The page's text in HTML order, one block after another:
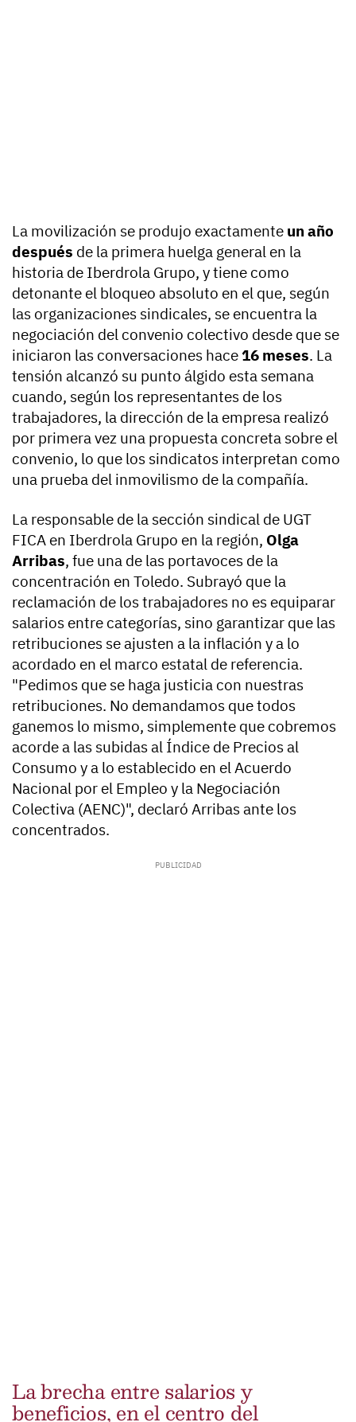
La movilización se produjo exactamente un año
después de la primera huelga general en la
historia de Iberdrola Grupo, y tiene como
detonante el bloqueo absoluto en el que, según
las organizaciones sindicales, se encuentra la
negociación del convenio colectivo desde que se
iniciaron las conversaciones hace 16 meses. La
tensión alcanzó su punto álgido esta semana
cuando, según los representantes de los
trabajadores, la dirección de la empresa realizó
por primera vez una propuesta concreta sobre el
convenio, lo que los sindicatos interpretan como
una prueba del inmovilismo de la compañía.
La responsable de la sección sindical de UGT
FICA en Iberdrola Grupo en la región, Olga
Arribas, fue una de las portavoces de la
concentración en Toledo. Subrayó que la
reclamación de los trabajadores no es equiparar
salarios entre categorías, sino garantizar que las
retribuciones se ajusten a la inflación y a lo
acordado en el marco estatal de referencia.
"Pedimos que se haga justicia con nuestras
retribuciones. No demandamos que todos
ganemos lo mismo, simplemente que cobremos
acorde a las subidas al Índice de Precios al
Consumo y a lo establecido en el Acuerdo
Nacional por el Empleo y la Negociación
Colectiva (AENC)", declaró Arribas ante los
concentrados.
La brecha entre salarios y
beneficios, en el centro del